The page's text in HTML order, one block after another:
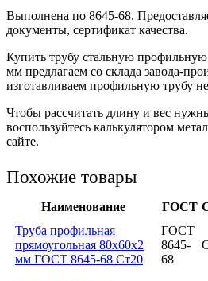
Выполнена по 8645-68.
документы, сертификат качества.
Купить трубу стальную
мм предлагаем со склада завода-
изготавливаем профильную трубу
Чтобы рассчитать длину и вес
воспользуйтесь калькулятором
сайте.
Похожие товары
Наименование ГОСТ
Труба профильная
прямоугольная 80x60x2
мм ГОСТ 8645-68 Ст20
ГОСТ
8645-
68